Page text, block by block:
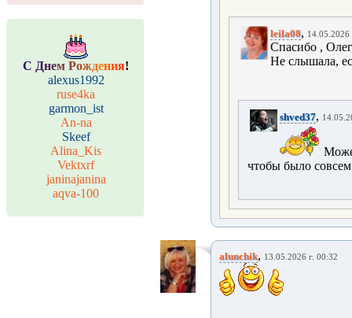
С Днем Рождения!
alexus1992
ruse4ka
garmon_ist
An-na
Skeef
Alina_Kis
Vektxrf
janinajanina
aqva-100
leila08, 14.05.2026
Спасибо ,
Не слышала,
shved37,
чтобы было
alunchik, 13.05.2026 г. 00:32